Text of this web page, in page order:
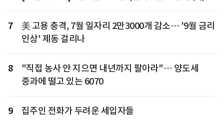
7
美 고용 충격, 7월 일자리 2만3000개 감소… '9월 금리
인상' 제동 걸리나
8
"직접 농사 안 지으면 내년까지 팔아라"… 양도세
중과에 떨고 있는 6070
9 집주인 전화가 두려운 세입자들